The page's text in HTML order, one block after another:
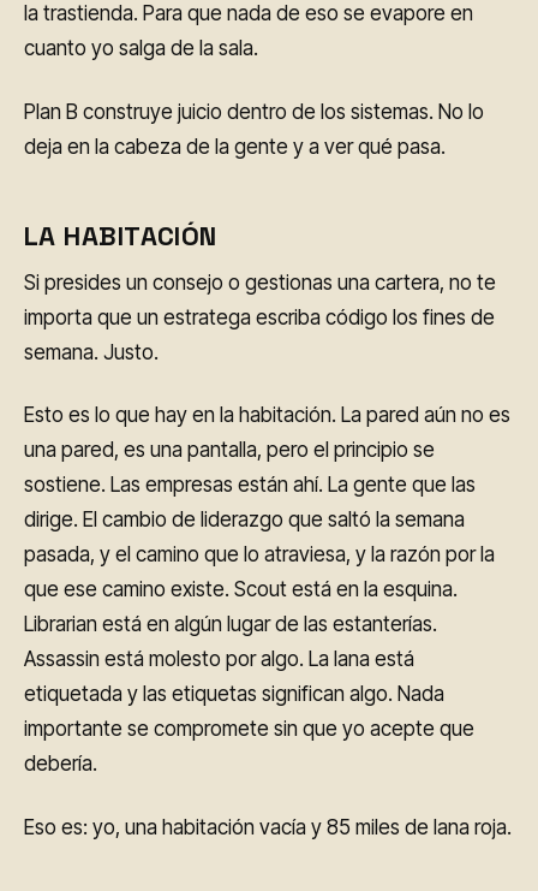
la trastienda. Para que nada de eso se evapore en
cuanto yo salga de la sala.
Plan B construye juicio dentro de los sistemas. No lo
deja en la cabeza de la gente y a ver qué pasa.
LA HABITACIÓN
Si presides un consejo o gestionas una cartera, no te
importa que un estratega escriba código los fines de
semana. Justo.
Esto es lo que hay en la habitación. La pared aún no es
una pared, es una pantalla, pero el principio se
sostiene. Las empresas están ahí. La gente que las
dirige. El cambio de liderazgo que saltó la semana
pasada, y el camino que lo atraviesa, y la razón por la
que ese camino existe. Scout está en la esquina.
Librarian está en algún lugar de las estanterías.
Assassin está molesto por algo. La lana está
etiquetada y las etiquetas significan algo. Nada
importante se compromete sin que yo acepte que
debería.
Eso es: yo, una habitación vacía y 85 miles de lana roja.